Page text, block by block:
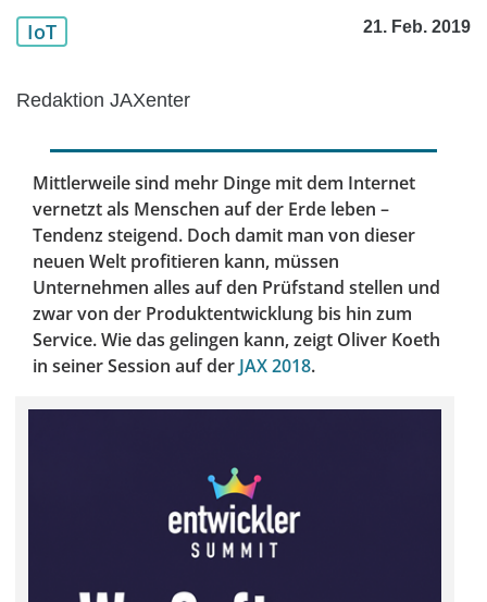
IoT 21. Feb. 2019
Redaktion JAXenter
Mittlerweile sind mehr Dinge mit dem Internet
vernetzt als Menschen auf der Erde leben –
Tendenz steigend. Doch damit man von dieser
neuen Welt profitieren kann, müssen
Unternehmen alles auf den Prüfstand stellen und
zwar von der Produktentwicklung bis hin zum
Service. Wie das gelingen kann, zeigt Oliver Koeth
in seiner Session auf der JAX 2018.